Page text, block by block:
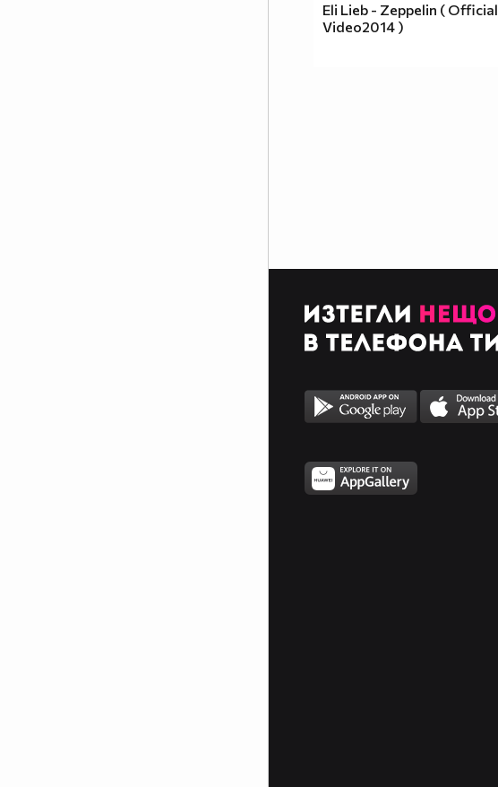
Eli Lieb - Zeppelin ( Official
Video2014 )